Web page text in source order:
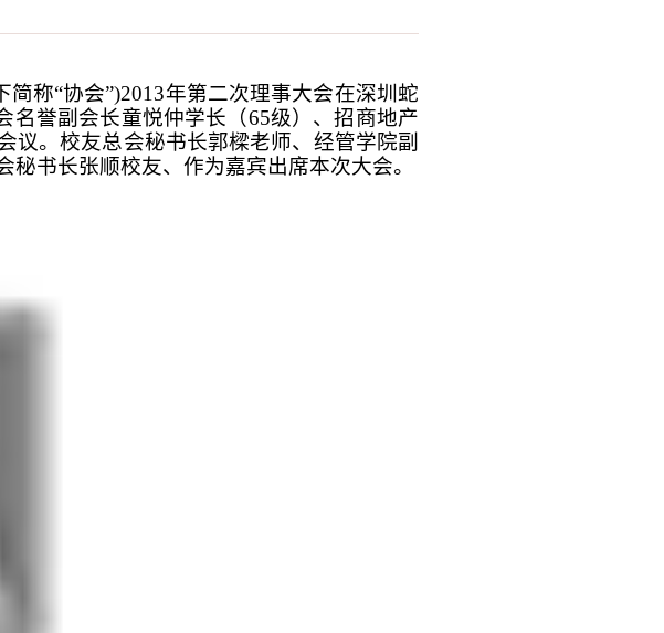
称“协会”)2013年第二次理事大会在深圳蛇
名誉副会长童悦仲学长（65级）、招商地产
议。校友总会秘书长郭樑老师、经管学院副
书长张顺校友、作为嘉宾出席本次大会。